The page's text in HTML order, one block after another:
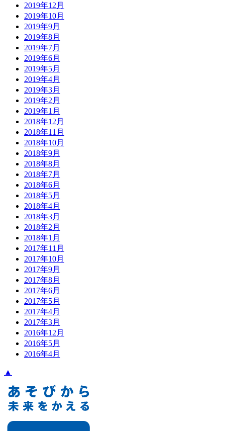
2019年12月
2019年10月
2019年9月
2019年8月
2019年7月
2019年6月
2019年5月
2019年4月
2019年3月
2019年2月
2019年1月
2018年12月
2018年11月
2018年10月
2018年9月
2018年8月
2018年7月
2018年6月
2018年5月
2018年4月
2018年3月
2018年2月
2018年1月
2017年11月
2017年10月
2017年9月
2017年8月
2017年6月
2017年5月
2017年4月
2017年3月
2016年12月
2016年5月
2016年4月
▲